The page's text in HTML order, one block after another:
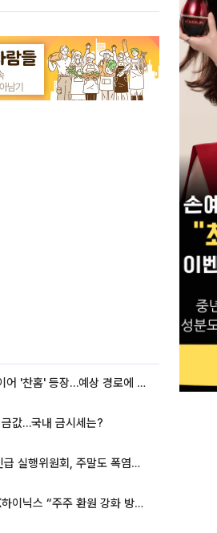
태풍 '돌핀' 이어 '찬홈' 등장…예상 경로에 한국 '한숨'
값…국내 금시세는?
오늘 KBO 긴급 실행위원회, 주말도 폭염취소 될까
삼성전자·SK하이닉스 “주주 환원 강화 방안 마련”